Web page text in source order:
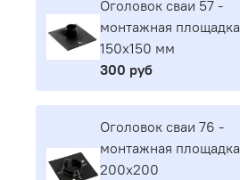
Оголовок сваи 57 -
монтажная площадка
150х150 мм
300 руб
Оголовок сваи 76 -
монтажная площадка
200х200